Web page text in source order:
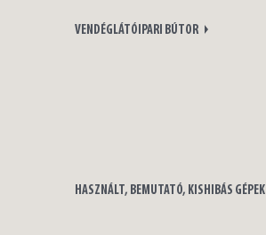
VENDÉGLÁTÓIPARI BÚTOR
HASZNÁLT, BEMUTATÓ, KISHIBÁS GÉPEK